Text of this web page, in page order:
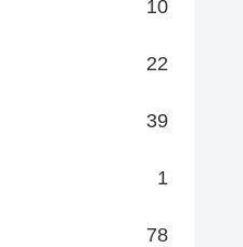
10
22
39
1
78